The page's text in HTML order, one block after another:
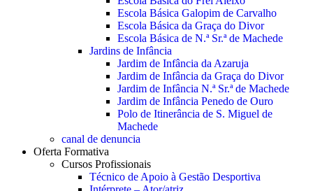
Escola Básica Galopim de Carvalho
Escola Básica da Graça do Divor
Escola Básica de N.ª Sr.ª de Machede
Jardins de Infância
Jardim de Infância da Azaruja
Jardim de Infância da Graça do Divor
Jardim de Infância N.ª Sr.ª de Machede
Jardim de Infância Penedo de Ouro
Polo de Itinerância de S. Miguel de
Machede
canal de denuncia
Oferta Formativa
Cursos Profissionais
Técnico de Apoio à Gestão Desportiva